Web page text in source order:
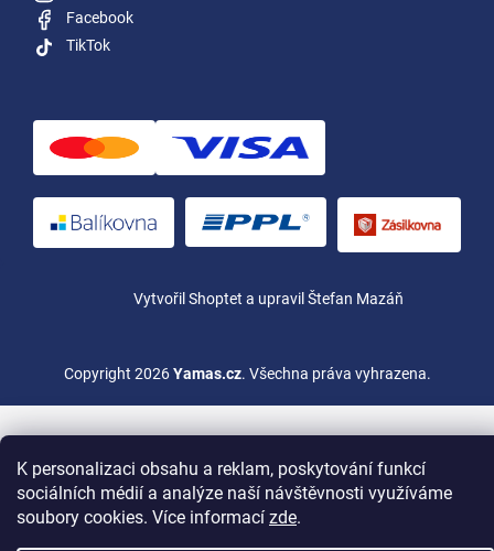
K personalizaci obsahu a reklam, poskytování funkcí
sociálních médií a analýze naší návštěvnosti využíváme
soubory cookies. Více informací zde.
Facebook
TikTok
Vytvořil Shoptet a upravil Štefan Mazáň
Copyright 2026Yamas.cz. Všechna práva vyhrazena.